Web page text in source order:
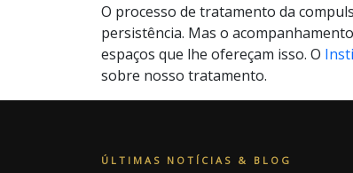
O processo de tratamento da
persistência. Mas o
espaços que lhe ofereçam isso. O
sobre nosso tratamento.
ÚLTIMAS NOTÍCIAS & BLOG